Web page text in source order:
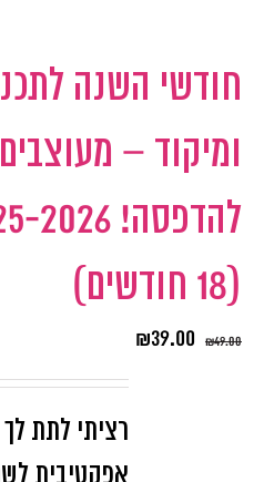
חודשי השנה
ומיקוד –
להדפסה!
(18 חודשים)
₪49.00
₪39.00
רציתי לתת